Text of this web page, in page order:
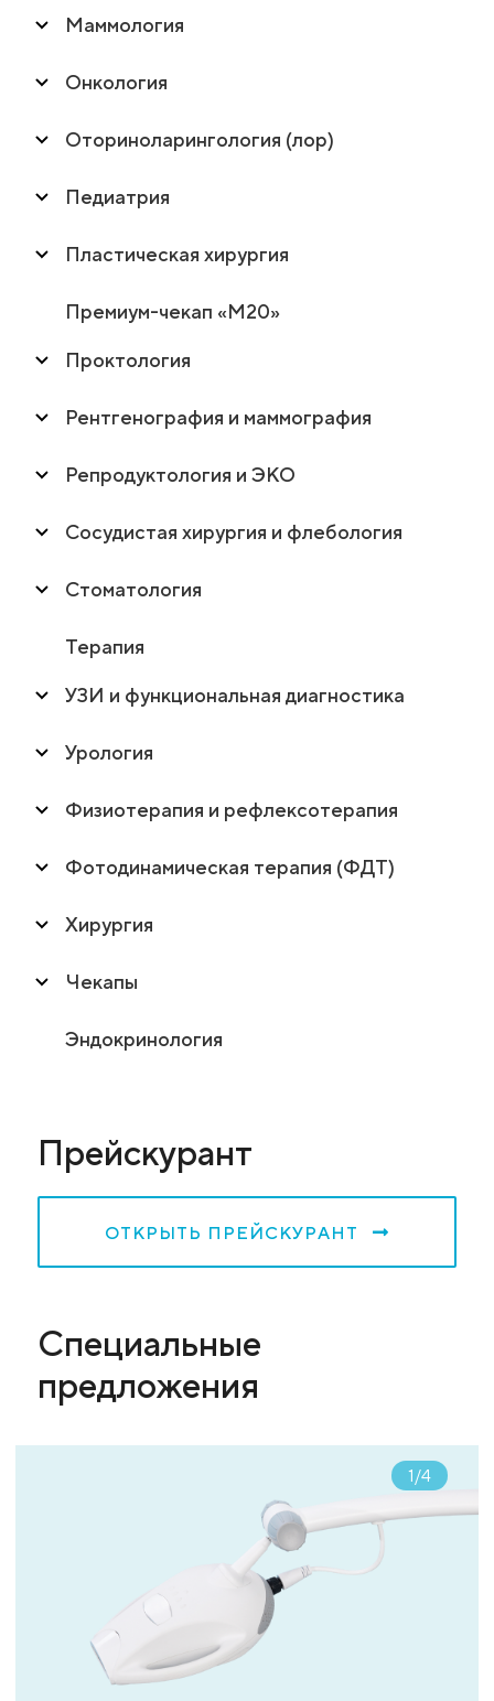
Маммология
Онкология
Оториноларингология (лор)
Педиатрия
Пластическая хирургия
Премиум-чекап «М20»
Проктология
Рентгенография и маммография
Репродуктология и ЭКО
Сосудистая хирургия и флебология
Стоматология
Терапия
УЗИ и функциональная диагностика
Урология
Физиотерапия и рефлексотерапия
Фотодинамическая терапия (ФДТ)
Хирургия
Чекапы
Эндокринология
Прейскурант
ОТКРЫТЬ ПРЕЙСКУРАНТ
Специальные
предложения